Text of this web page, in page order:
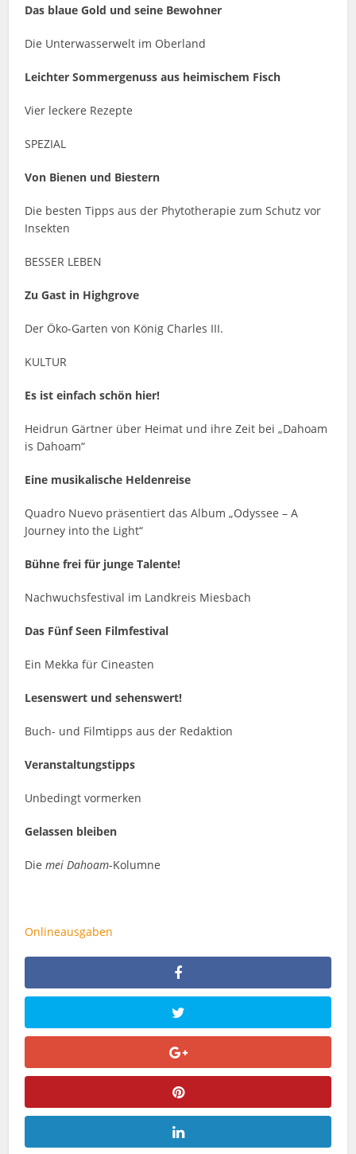
Das blaue Gold und seine Bewohner
Die Unterwasserwelt im Oberland
Leichter Sommergenuss aus heimischem Fisch
Vier leckere Rezepte
SPEZIAL
Von Bienen und Biestern
Die besten Tipps aus der Phytotherapie zum Schutz vor
Insekten
BESSER LEBEN
Zu Gast in Highgrove
Der Öko-Garten von König Charles III.
KULTUR
Es ist einfach schön hier!
Heidrun Gärtner über Heimat und ihre Zeit bei „Dahoam
is Dahoam“
Eine musikalische Heldenreise
Quadro Nuevo präsentiert das Album „Odyssee – A
Journey into the Light“
Bühne frei für junge Talente!
Nachwuchsfestival im Landkreis Miesbach
Das Fünf Seen Filmfestival
Ein Mekka für Cineasten
Lesenswert und sehenswert!
Buch- und Filmtipps aus der Redaktion
Veranstaltungstipps
Unbedingt vormerken
Gelassen bleiben
Diemei Dahoam-Kolumne
Onlineausgaben